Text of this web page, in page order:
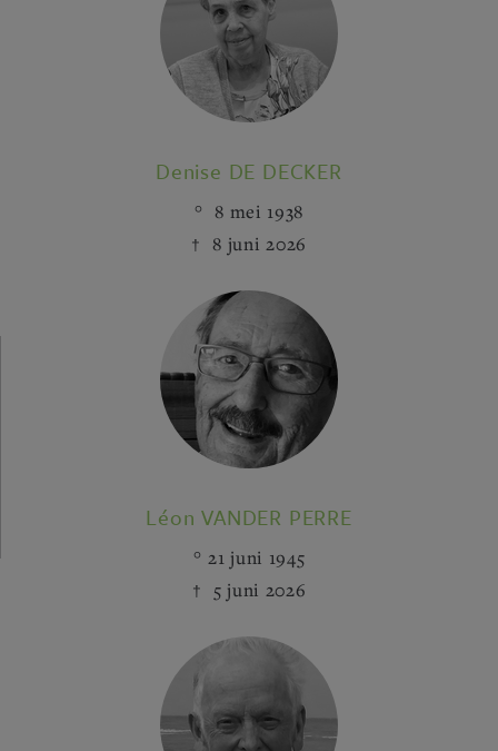
Denise DE DECKER
8 mei 1938
8 juni 2026
Léon VANDER PERRE
21 juni 1945
5 juni 2026